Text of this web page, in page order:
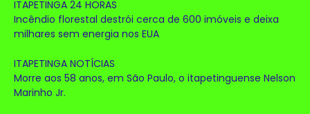
ITAPETINGA 24 HORAS
Incêndio florestal destrói cerca de 600 imóveis e deixa
milhares sem energia nos EUA
ITAPETINGA NOTÍCIAS
Morre aos 58 anos, em São Paulo, o itapetinguense Nelson
Marinho Jr.